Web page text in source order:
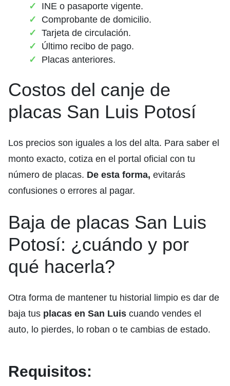
INE o pasaporte vigente.
Comprobante de domicilio.
Tarjeta de circulación.
Último recibo de pago.
Placas anteriores.
Costos del canje de
placas San Luis Potosí
Los precios son iguales a los del alta. Para saber el
monto exacto, cotiza en el portal oficial con tu
número de placas. De esta forma, evitarás
confusiones o errores al pagar.
Baja de placas San Luis
Potosí: ¿cuándo y por
qué hacerla?
Otra forma de mantener tu historial limpio es dar de
baja tus placas en San Luis cuando vendes el
auto, lo pierdes, lo roban o te cambias de estado.
Requisitos: